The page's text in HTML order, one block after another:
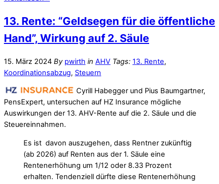
13. Rente: “Geldsegen für die öffentliche
Hand”, Wirkung auf 2. Säule
15. März 2024 By pwirth in AHV Tags: 13. Rente,
Koordinationsabzug, Steuern
Cyrill Habegger und Pius Baumgartner,
PensExpert, untersuchen auf HZ Insurance mögliche
Auswirkungen der 13. AHV-Rente auf die 2. Säule und die
Steuereinnahmen.
Es ist davon auszugehen, dass Rentner zukünftig
(ab 2026) auf Renten aus der 1. Säule eine
Rentenerhöhung um 1/12 oder 8.33 Prozent
erhalten. Tendenziell dürfte diese Rentenerhöhung